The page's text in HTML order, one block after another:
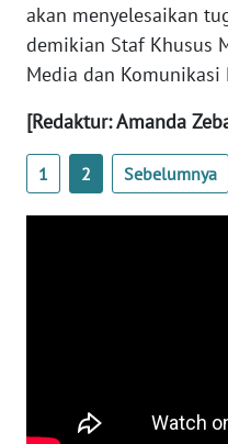
akan menyelesaikan
demikian Staf Khusus
Media dan Komunikasi
[Redaktur: Amanda
1 2 Sebelumnya
REDAKSI
KARIR
Wahana
News